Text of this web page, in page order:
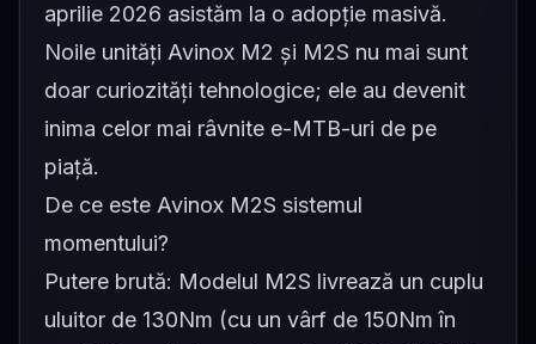
aprilie 2026 asistăm la o adopție masivă.
Noile unități Avinox M2 și M2S nu mai sunt
doar curiozități tehnologice; ele au devenit
inima celor mai râvnite e-MTB-uri de pe
piață.
De ce este Avinox M2S sistemul
momentului?
Putere brută: Modelul M2S livrează un cuplu
uluitor de 130Nm (cu un vârf de 150Nm în